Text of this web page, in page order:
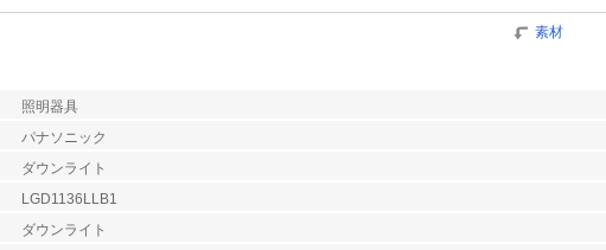
素材
照明器具
パナソニック
ダウンライト
LGD1136LLB1
ダウンライト